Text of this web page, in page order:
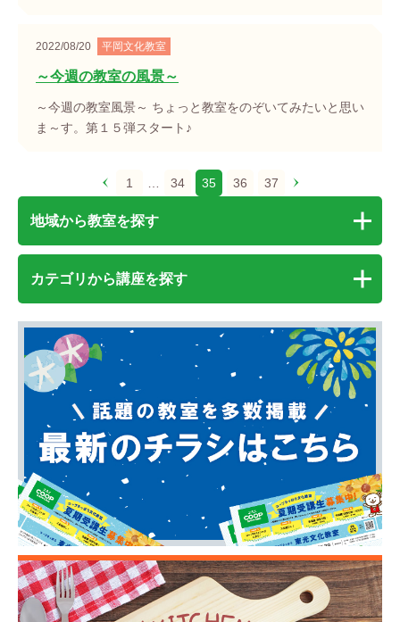
2022/08/20 平岡文化教室
～今週の教室の風景～
～今週の教室風景～ ちょっと教室をのぞいてみたいと思い
ま～す。第１５弾スタート♪
1 34 35 36 37
地域から教室を探す
カテゴリから講座を探す